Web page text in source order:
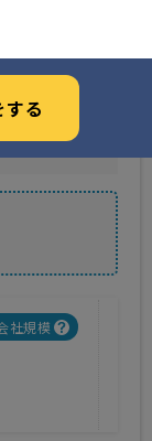
社規模
る